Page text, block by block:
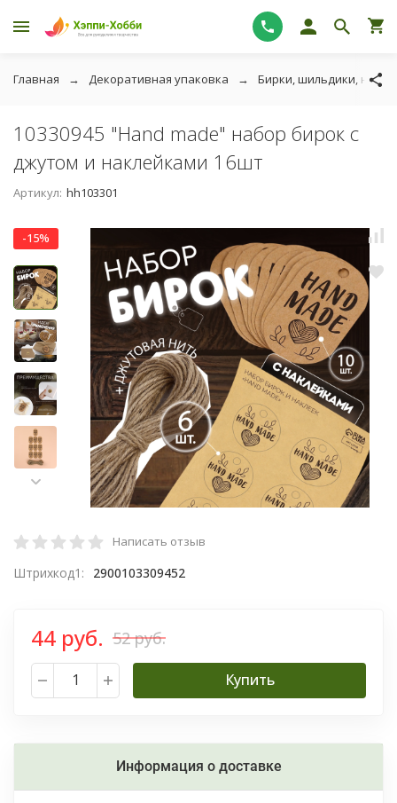
Главная Декоративная упаковка Бирки, шильдики,
10330945 "Hand made" набор бирок с
джутом и наклейками 16шт
Артикул: hh103301
-15%
Написать отзыв
Штрихкод1: 2900103309452
44 руб. 52 руб.
Купить
Информация о доставке